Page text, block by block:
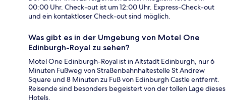
00:00 Uhr. Check-out ist um 12:00 Uhr. Express-Check-out
und ein kontaktloser Check-out sind möglich.
Was gibt es in der Umgebung von Motel One
Edinburgh-Royal zu sehen?
Motel One Edinburgh-Royal ist in Altstadt Edinburgh, nur 6
Minuten Fußweg von Straßenbahnhaltestelle St Andrew
Square und 8 Minuten zu Fuß von Edinburgh Castle entfernt.
Reisende sind besonders begeistert von der tollen Lage dieses
Hotels.